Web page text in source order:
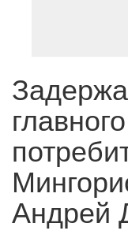
Андрей